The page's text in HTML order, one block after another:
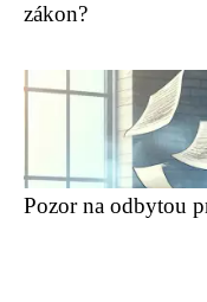
zákon?
Pozor na odbytou